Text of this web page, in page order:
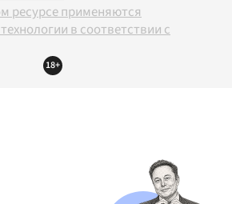
ресурсе применяются
в соответствии с
18+